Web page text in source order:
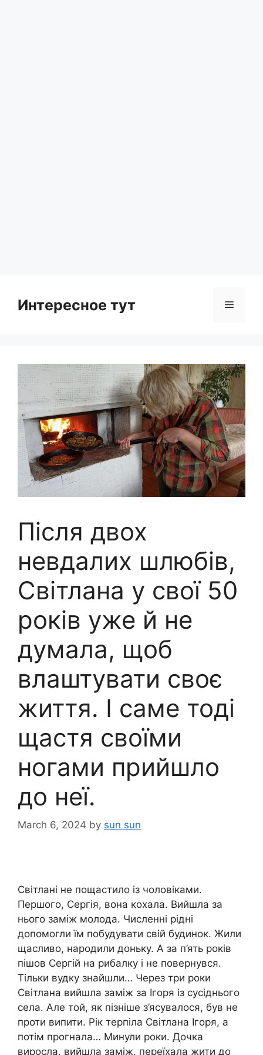
Интересное тут Menu
Після двох
невдалих шлюбів,
Світлана у свої 50
років уже й не
думала, щоб
влаштувати своє
життя. І саме тоді
щастя своїми
ногами прийшло
до неї.
March 6, 2024 by sun sun
Світлані не пощастило із чоловіками.
Першого, Сергія, вона кохала. Вийшла за
нього заміж молода. Численні рідні
допомогли їм побудувати свій будинок. Жили
щасливо, народили доньку. А за п’ять років
пішов Сергій на рибалку і не повернувся.
Тільки вудку знайшли… Через три роки
Світлана вийшла заміж за Ігоря із сусіднього
села. Але той, як пізніше з’ясувалося, був не
проти випити. Рік терпіла Світлана Ігоря, а
потім прогнала… Минули роки. Дочка
виросла, вийшла заміж, переїхала жити до